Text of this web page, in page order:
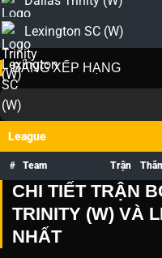
Lexington SC (W)
BẢNG XẾP HẠNG
League
# Team Trận
CHI TIẾT TRẬN
TRINITY (W) VÀ
NHẤT